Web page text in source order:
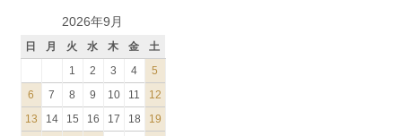
2026年9月
日 月 火 水 木 金
土
1
2 3 4
5
6
7 8 9 10 11
12
13
14 15 16 17 18
19